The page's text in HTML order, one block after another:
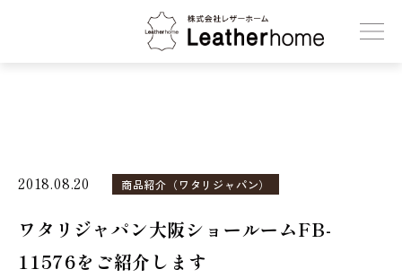
株式会社レザーホーム
2018.08.20 商品紹介（ワタリジャパン）
ワタリジャパン大阪ショールームFB-
11576をご紹介します